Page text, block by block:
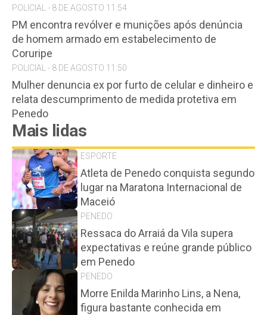
POLICIAL - 8 DE AGOSTO 11:54
PM encontra revólver e munições após denúncia
de homem armado em estabelecimento de
Coruripe
POLICIAL - 8 DE AGOSTO 11:50
Mulher denuncia ex por furto de celular e dinheiro e
relata descumprimento de medida protetiva em
Penedo
Mais lidas
ESPORTE
Atleta de Penedo conquista segundo
lugar na Maratona Internacional de
Maceió
PENEDO
Ressaca do Arraiá da Vila supera
expectativas e reúne grande público
em Penedo
PENEDO
Morre Enilda Marinho Lins, a Nena,
figura bastante conhecida em